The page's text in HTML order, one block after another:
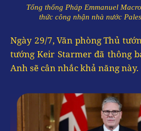
Tổng thống Pháp Emmanuel
thức công nhận nhà nước
Ngày 29/7, Văn phòng Thủ
tướng Keir Starmer đã thông
Anh sẽ cân nhắc khả năng này.